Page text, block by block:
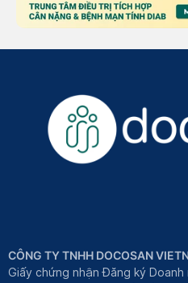
CÔNG TY TNHH DOCOSAN
Giấy chứng nhận Đăng ký